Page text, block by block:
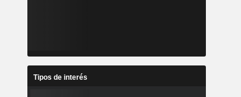
Tipos de interés